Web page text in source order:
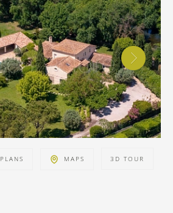
PLANS MAPS 3D TOUR